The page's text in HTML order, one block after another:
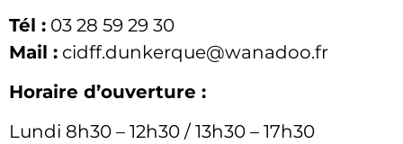
Tél : 03 28 59 29 30
Mail : cidff.dunkerque@wanadoo.fr
Horaire d’ouverture :
Lundi 8h30 – 12h30 / 13h30 – 17h30